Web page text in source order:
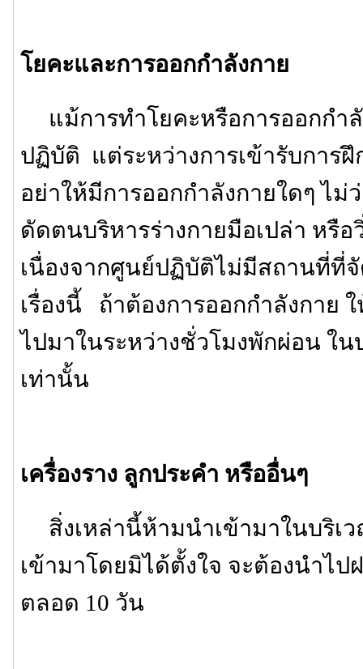
โยคะและการออกกำลังกาย
แม้การทำโยคะหรือการออกกำ
ปฏิบัติ แต่ระหว่างการเข้ารับการ
อย่าให้มีการออกกำลังกายใดๆ ไม่
ดัดตนบริหารร่างกายมือเปล่า หรื
เนื่องจากศูนย์ปฏิบัติไม่มีสถานที่ที่
เรื่องนี้ ถ้าต้องการออกกำลังกาย
ไปมาในระหว่างชั่วโมงพักผ่อน ใ
เท่านั้น
เครื่องราง ลูกประคำ หรืออื่นๆ
สิ่งเหล่านี้ห้ามนำเข้ามาในบริเ
เข้ามาโดยมิได้ตั้งใจ จะต้องนำไป
ตลอด 10 วัน